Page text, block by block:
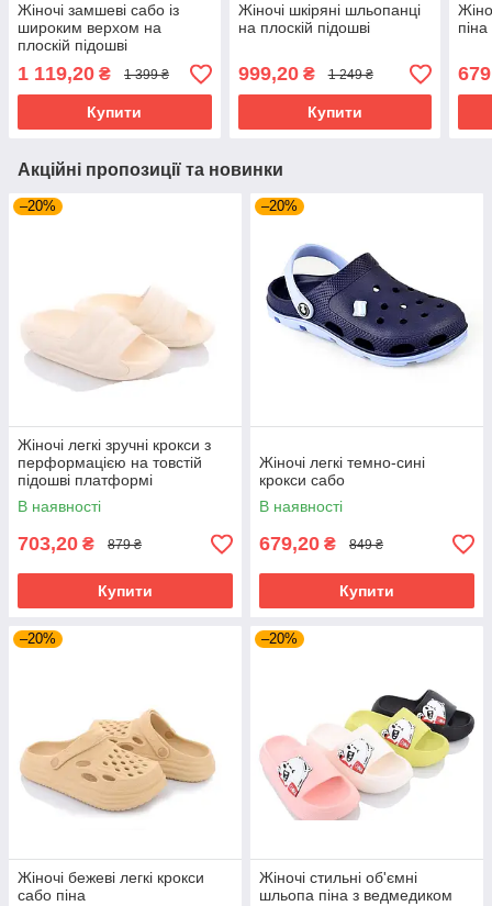
Жіночі замшеві сабо із
широким верхом на
плоскій підошві
1 119,20 ₴ 1 399 ₴
Купити
Жіночі шкіряні шльопанці
на плоскій підошві
999,20₴ 1 249 ₴
Купити
піна
Акційні пропозиції та новинки
–20%
Жіночі легкі зручні крокси з
перформацією на товстій
підошві платформі
В наявності
703,20 ₴ 879 ₴
Купити
–20%
Жіночі легкі темно-сині
крокси сабо
В наявності
679,20 ₴ 849 ₴
Купити
–20%
Жіночі бежеві легкі крокси
сабо піна
–20%
Жіночі стильні об'ємні
шльопа піна з ведмедиком